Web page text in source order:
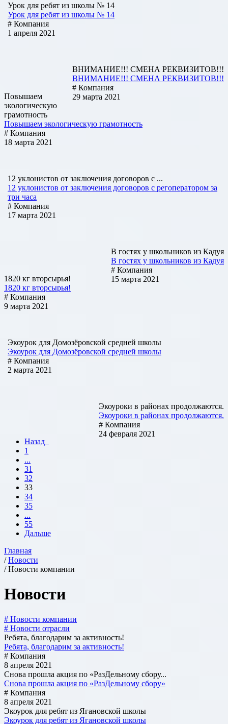
Урок для ребят из школы № 14
Урок для ребят из школы № 14
# Компания
1 апреля 2021
ВНИМАНИЕ!!! СМЕНА РЕКВИЗИТОВ!!!
ВНИМАНИЕ!!! СМЕНА РЕКВИЗИТОВ!!!
# Компания
29 марта 2021
Повышаем
экологическую
грамотность
Повышаем экологическую грамотность
# Компания
18 марта 2021
12 уклонистов от заключения договоров с ...
12 уклонистов от заключения договоров с регоператором за
три часа
# Компания
17 марта 2021
В гостях у школьников из Кадуя
В гостях у школьников из Кадуя
# Компания
15 марта 2021
1820 кг вторсырья!
1820 кг вторсырья!
# Компания
9 марта 2021
Экоурок для Домозёровской средней школы
Экоурок для Домозёровской средней школы
# Компания
2 марта 2021
Экоуроки в районах продолжаются.
Экоуроки в районах продолжаются.
# Компания
24 февраля 2021
Назад
1
...
31
32
33
34
35
...
55
Дальше
Главная
/Новости
/ Новости компании
Новости
# Новости компании
# Новости отрасли
Ребята, благодарим за активность!
Ребята, благодарим за активность!
# Компания
8 апреля 2021
Снова прошла акция по «РазДельному сбору...
Снова прошла акция по «РазДельному сбору»
# Компания
8 апреля 2021
Экоурок для ребят из Ягановской школы
Экоурок для ребят из Ягановской школы